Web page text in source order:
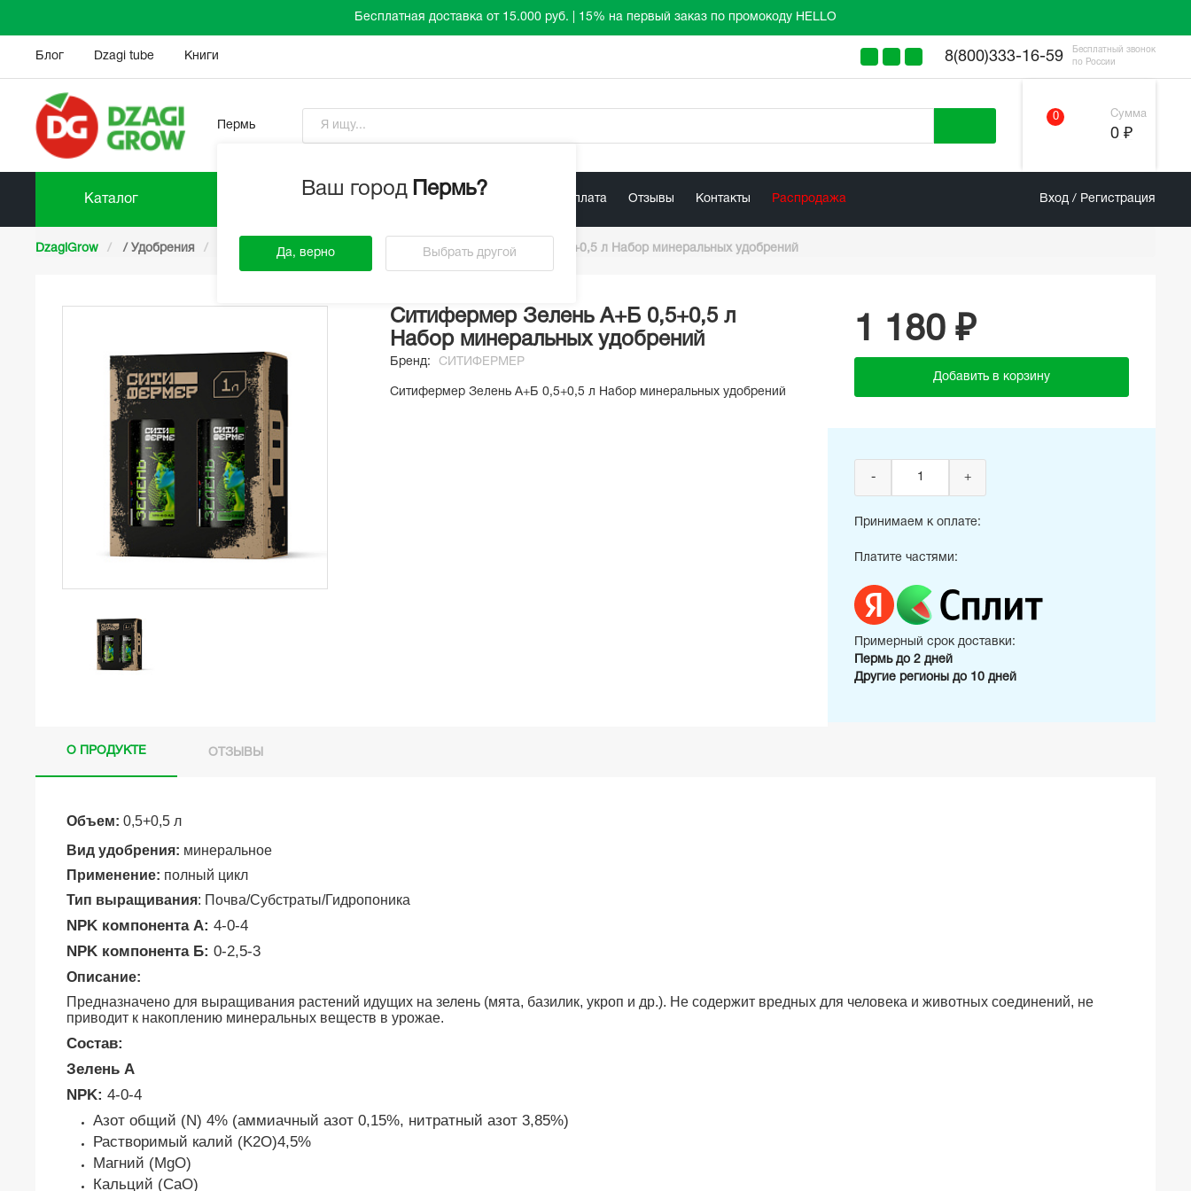
Бесплатная доставка от 15.000 руб. | 15% на первый заказ по промокоду HELLO
Блог Dzagi tube Книги 8(800)333-16-59
Бесплатный звонок
по России
Пермь
Ваш город Пермь?
Да, верно Выбрать другой
0 Сумма
0 ₽
Каталог Прайс-лист Акции Доставка / Оплата Отзывы Контакты Распродажа Вход / Регистрация
DzagiGrow / Удобрения Ситифермер удобрения Ситифермер Зелень А+Б 0,5+0,5 л Набор минеральных удобрений
Ситифермер Зелень А+Б 0,5+0,5 л
Набор минеральных удобрений
Бренд: СИТИФЕРМЕР
Ситифермер Зелень А+Б 0,5+0,5 л Набор минеральных удобрений
1 180 ₽
Добавить в корзину
- +
Принимаем к оплате:
Платите частями:
Примерный срок доставки:
Пермь до 2 дней
Другие регионы до 10 дней
О ПРОДУКТЕ ОТЗЫВЫ
Объем: 0,5+0,5 л
Вид удобрения: минеральное
Применение: полный цикл
Тип выращивания: Почва/Субстраты/Гидропоника
NPK компонента А: 4-0-4
NPK компонента Б: 0-2,5-3
Описание:
Предназначено для выращивания растений идущих на зелень (мята, базилик, укроп и др.). Не содержит вредных для человека и животных соединений, не
приводит к накоплению минеральных веществ в урожае.
Состав:
Зелень А
NPK: 4-0-4
Азот общий (N) 4% (аммиачный азот 0,15%, нитратный азот 3,85%)
Растворимый калий (K2O)4,5%
Магний (MgO)
Кальций (СаО)